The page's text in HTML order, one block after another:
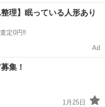
でド
、
整理】眠っている人形あり
定0円‼️
Ad
集！
1月25日